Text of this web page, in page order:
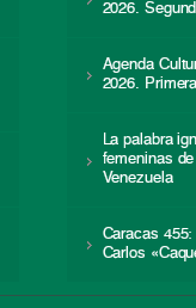
2026.
Agenda
2026.
La palabra
femeninas
Venezuela
Caracas
Carlos